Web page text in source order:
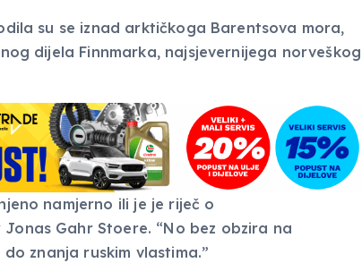
su se iznad arktičkoga Barentsova mora,
dijela Finnmarka, najsjevernijega norveškog
namjerno ili je je riječ o
Gahr Stoere. “No bez obzira na
znanja ruskim vlastima.”